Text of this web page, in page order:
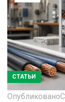
СТАТЬИ
Опубликовано